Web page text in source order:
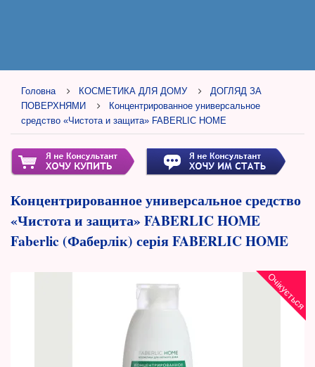
Головна КОСМЕТИКА ДЛЯ ДОМУ
ДОГЛЯД ЗА
ПОВЕРХНЯМИ
Концентрированное универсальное
средство «Чистота и защита» FABERLIC HOME
Концентрированное универсальное средство
«Чистота и защита» FABERLIC HOME
Faberlic (Фаберлік) серія FABERLIC HOME
Очікується